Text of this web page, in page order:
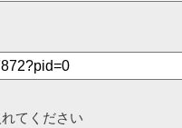
てください